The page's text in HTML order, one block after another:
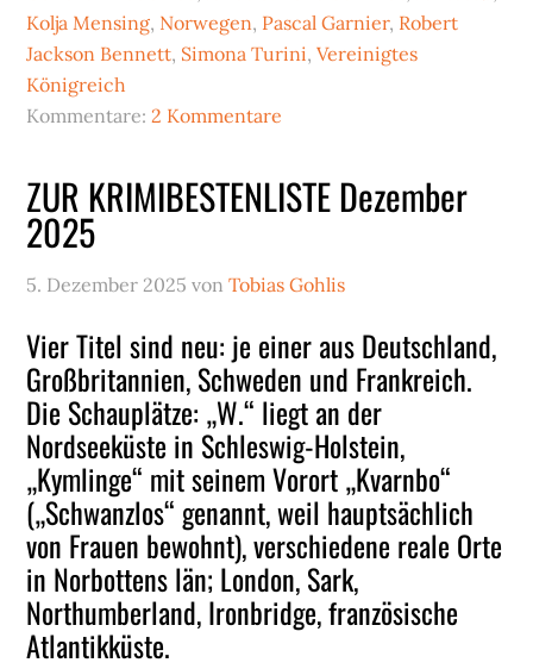
Kolja Mensing, Norwegen, Pascal Garnier, Robert
Jackson Bennett, Simona Turini,Vereinigtes
Königreich
Kommentare:2 Kommentare
ZUR KRIMIBESTENLISTE Dezember
2025
5. Dezember 2025 vonTobias Gohlis
Vier Titel sind neu: je einer aus Deutschland,
Großbritannien, Schweden und Frankreich.
Die Schauplätze: „W.“ liegt an der
Nordseeküste in Schleswig-Holstein,
„Kymlinge“ mit seinem Vorort „Kvarnbo“
(„Schwanzlos“ genannt, weil hauptsächlich
von Frauen bewohnt), verschiedene reale Orte
in Norbottens län; London, Sark,
Northumberland, Ironbridge, französische
Atlantikküste.